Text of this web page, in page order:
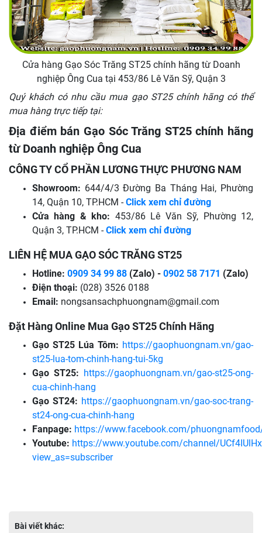
Cửa hàng Gạo Sóc Trăng ST25 chính hãng từ Doanh
nghiệp Ông Cua tại 453/86 Lê Văn Sỹ, Quận 3
Quý khách có nhu cầu mua gạo ST25 chính hãng có thể
mua hàng trực tiếp tại:
Địa điểm bán Gạo Sóc Trăng ST25 chính hãng
từ Doanh nghiệp Ông Cua
CÔNG TY CỔ PHẦN LƯƠNG THỰC PHƯƠNG NAM
Showroom: 644/4/3 Đường Ba Tháng Hai, Phường
14, Quận 10, TP.HCM -Click xem chỉ đường
Cửa hàng & kho: 453/86 Lê Văn Sỹ, Phường 12,
Quận 3, TP.HCM -Click xem chỉ đường
LIÊN HỆ MUA GẠO SÓC TRĂNG ST25
Hotline: 0909 34 99 88 (Zalo) - 0902 58 7171 (Zalo)
Điện thoại: (028) 3526 0188
Email: nongsansachphuongnam@gmail.com
Đặt Hàng Online Mua Gạo ST25 Chính Hãng
Gạo ST25 Lúa Tôm: https://gaophuongnam.vn/gao-
st25-lua-tom-chinh-hang-tui-5kg
Gạo ST25: https://gaophuongnam.vn/gao-st25-ong-
cua-chinh-hang
Gạo ST24: https://gaophuongnam.vn/gao-soc-trang-
st24-ong-cua-chinh-hang
Fanpage: https://www.facebook.com/
Youtube: https://www.youtube.com/channel/
view_as=subscriber
Bài viết khác: